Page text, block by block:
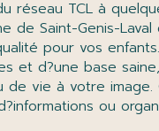
réseau TCL à
Saint-Genis-
pour vos
et d?une base
à votre image.
ou